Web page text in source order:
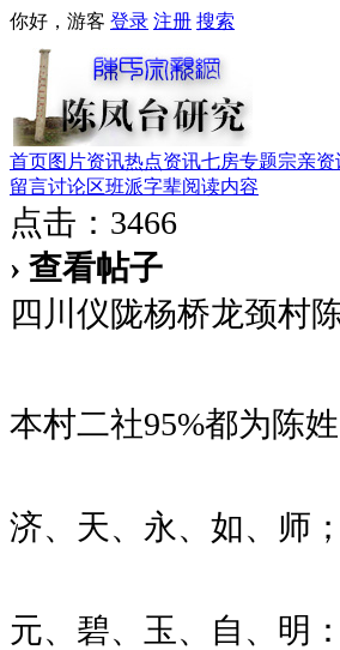
你好，游客 登录 注册 搜索
首页图片资讯热点资讯七房专题宗亲资
留言讨论区班派字辈阅读内容
点击：3466
› 查看帖子
四川仪陇杨桥龙颈村
本村二社95%都为陈
济、天、永、如、师；
元、碧、玉、自、明：